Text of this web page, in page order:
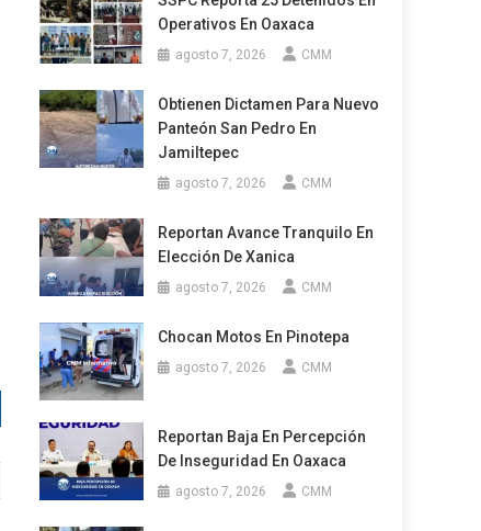
Operativos En Oaxaca
agosto 7, 2026 CMM
Obtienen Dictamen Para Nuevo
Panteón San Pedro En
Jamiltepec
agosto 7, 2026 CMM
Reportan Avance Tranquilo En
Elección De Xanica
agosto 7, 2026 CMM
Chocan Motos En Pinotepa
agosto 7, 2026 CMM
Reportan Baja En Percepción
De Inseguridad En Oaxaca
agosto 7, 2026 CMM